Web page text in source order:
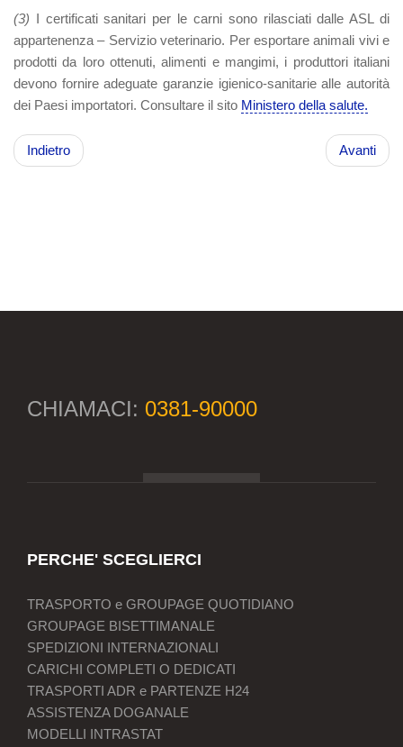
(3) I certificati sanitari per le carni sono rilasciati dalle ASL di
appartenenza – Servizio veterinario. Per esportare animali vivi e
prodotti da loro ottenuti, alimenti e mangimi, i produttori italiani
devono fornire adeguate garanzie igienico-sanitarie alle autorità
dei Paesi importatori. Consultare il sito Ministero della salute.
Indietro Avanti
CHIAMACI: 0381-90000
PERCHE' SCEGLIERCI
TRASPORTO e GROUPAGE QUOTIDIANO
GROUPAGE BISETTIMANALE
SPEDIZIONI INTERNAZIONALI
CARICHI COMPLETI O DEDICATI
TRASPORTI ADR e PARTENZE H24
ASSISTENZA DOGANALE
MODELLI INTRASTAT